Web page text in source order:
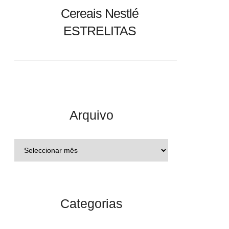
Cereais Nestlé
ESTRELITAS
Arquivo
Categorias